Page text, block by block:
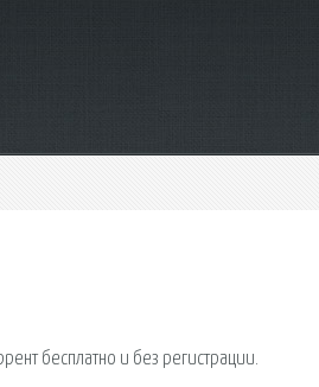
бесплатно и без регистрации.